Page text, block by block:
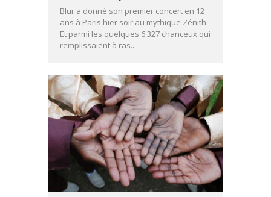
Blur a donné son premier concert en 12
ans à Paris hier soir au mythique Zénith.
Et parmi les quelques 6 327 chanceux qui
remplissaient à ras...